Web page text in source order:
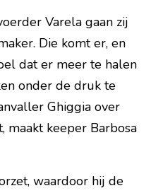
Varela gaan zij
Die komt er, en
dat er meer te halen
onder de druk te
Ghiggia over
maakt keeper Barbosa
waardoor hij de